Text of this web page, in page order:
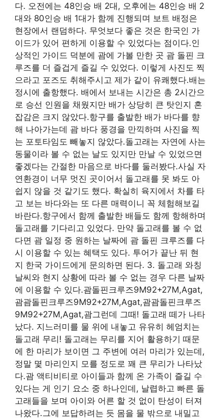
다. 오전에는 48인승 배 2대, 오후에는 48인승 배 2
대와 80인승 배 1대가 함께 진행되며 보트 배정은
현장에서 랜덤하다. 무엇보다 좋은 것은 한국인 가
이드가 있어 편하게 이용할 수 있었다는 점이다.인
상적인 가이드 덕분에 괌에 가볼 만한 곳 괌 돌핀 크
루즈를 더 즐겁게 즐길 수 있었다. 이렇게 사진도 찍
으라고 포즈도 취해주시고 제가 같이 유쾌했다.배는
정시에 출항했다. 배에서 보내는 시간은 총 2시간으
로 승선 인원을 채웠지만 배가 상당히 큰 탓인지 혼
잡감은 크지 않았다.항구를 출발한 배가 바다를 향
해 나아가는데 괌 바다 풍경을 만끽하며 사진을 찍
는 포토타임도 빼놓지 않았다.돌고래는 자연에 사는
동물이라 볼 수 없는 날도 있지만 만날 수 있었으면
좋겠다는 간절한 마음으로 바다를 둘러봤다.사실 자
연환경이 너무 멋진 곳이어서 돌고래를 못 봐도 아
쉽지 않을 것 같기도 했다. 확실히 육지에서 차를 타
고 보는 바다와는 또 다른 매력이니 꼭 체험해보길
바란다.항구에서 함께 출발한 배들도 함께 항해하며
돌고래를 기다리고 있었다. 만약 돌고래를 볼 수 없
다면 괌 일정 중 원하는 날짜에 괌 돌핀 크루즈를 다
시 이용할 수 있는 혜택도 있다. 투어가 끝난 뒤 현
지 한국 가이드에게 문의하면 된다. 3. 돌고래 와칭
날씨와 현지 상황에 따라 볼 수 없는 경우 다른 날짜
에 이용할 수 있다.괌돌핀크루즈9M92+27M,Agat,
괌괌돌핀크루즈9M92+27M,Agat,괌괌돌핀크루즈
9M92+27M,Agat,괌그런데 그때! 돌고래 떼가 나타
났다. 지느러미를 물 위에 내놓고 유유히 헤엄치는
돌고래 무리! 돌고래는 무리를 지어 활용하기 때문
에 한 마리가 보이면 그 주변에 여러 마리가 있는데,
정말 몇 마리인지 모를 정도로 꽤 큰 무리가 나타났
다.괌 액티비티로 아이들과 함께 온 가족이 즐길 수
있다는 게 인기 요소 중 하나인데, 날렵하고 빠른 돌
고래들을 보며 아이와 어른 할 것 없이 탄성이 터져
나왔다.그에 보답하려는 듯 몸을 물 밖으로 내밀고